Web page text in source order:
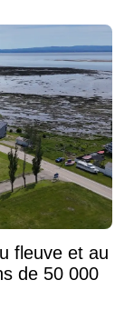
fleuve et au
de 50 000